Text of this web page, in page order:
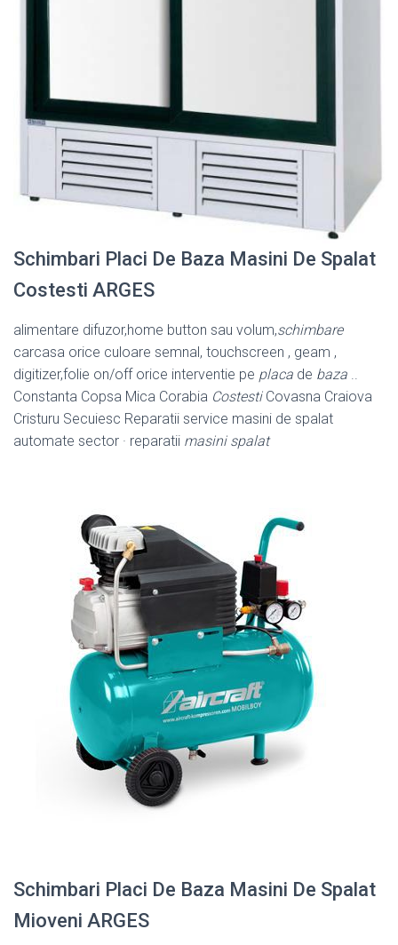
Schimbari Placi De Baza Masini De Spalat
Costesti ARGES
alimentare difuzor,home button sau volum,schimbare
carcasa orice culoare semnal, touchscreen , geam ,
digitizer,folie on/off orice interventie pe placa de baza
Constanta Copsa Mica Corabia CostestiCovasna Craiova
Cristuru Secuiesc Reparatii service masini de spalat
automate sector · reparatii masini spalat
Schimbari Placi De Baza Masini De Spalat
Mioveni ARGES